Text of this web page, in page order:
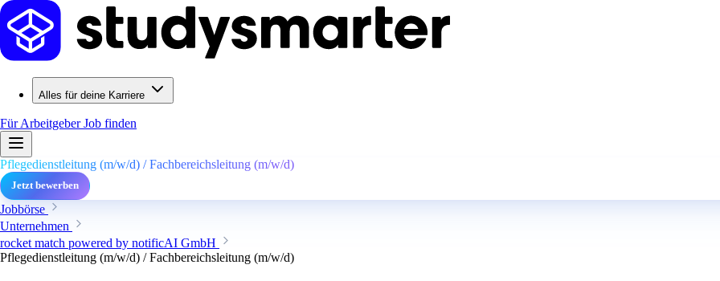
Alles für deine Karriere
Für ArbeitgeberJob finden
Pflegedienstleitung (m/w/d) / Fachbereichsleitung (m/w/d)
Jetzt bewerben
Jobbörse
Unternehmen
rocket match powered by notificAI GmbH
Pflegedienstleitung (m/w/d) / Fachbereichsleitung (m/w/d)